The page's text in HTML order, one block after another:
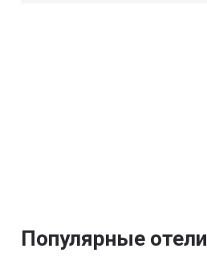
Популярные отели